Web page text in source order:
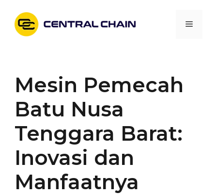
content
Menu
Mesin Pemecah
Batu Nusa
Tenggara Barat:
Inovasi dan
Manfaatnya